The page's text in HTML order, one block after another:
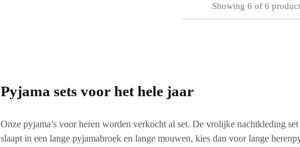
Showing 6 of 6
Pyjama sets voor het hele jaar
Onze pyjama’s voor heren worden verkocht al set. De vrolijke nachtkleding set
slaapt in een lange pyjamabroek en lange mouwen, kies dan voor lange